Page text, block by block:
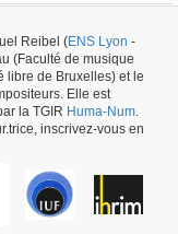
le 26/05/2022 par Manon
Reibel (ENS Lyon -
(Faculté de musique
libre de Bruxelles) et le
Elle est
la TGIR Huma-Num
inscrivez-vous en